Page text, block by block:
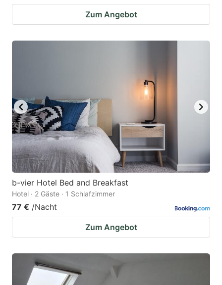
Zum Angebot
b-vier Hotel Bed and Breakfast
Hotel · 2 Gäste · 1 Schlafzimmer
77 € /Nacht
Zum Angebot